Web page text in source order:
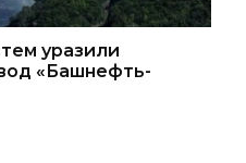
уразили
«Башнефть-